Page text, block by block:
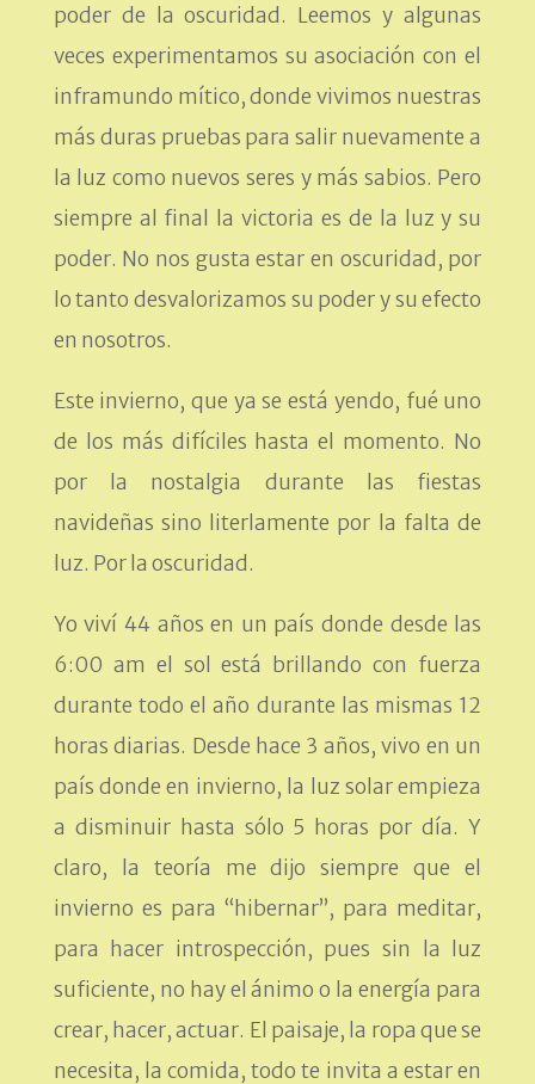
poder de la oscuridad. Leemos y algunas
veces experimentamos su asociación con el
inframundo mítico, donde vivimos nuestras
más duras pruebas para salir nuevamente a
la luz como nuevos seres y más sabios. Pero
siempre al final la victoria es de la luz y su
poder. No nos gusta estar en oscuridad, por
lo tanto desvalorizamos su poder y su efecto
en nosotros.
Este invierno, que ya se está yendo, fué uno
de los más difíciles hasta el momento. No
por la nostalgia durante las fiestas
navideñas sino literlamente por la falta de
luz. Por la oscuridad.
Yo viví 44 años en un país donde desde las
6:00 am el sol está brillando con fuerza
durante todo el año durante las mismas 12
horas diarias. Desde hace 3 años, vivo en un
país donde en invierno, la luz solar empieza
a disminuir hasta sólo 5 horas por día. Y
claro, la teoría me dijo siempre que el
invierno es para “hibernar”, para meditar,
para hacer introspección, pues sin la luz
suficiente, no hay el ánimo o la energía para
crear, hacer, actuar. El paisaje, la ropa que se
necesita, la comida, todo te invita a estar en